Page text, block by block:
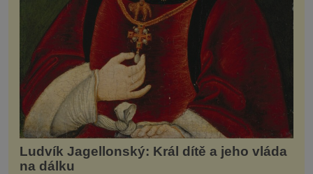
Ludvík Jagellonský: Král dítě a jeho vláda
na dálku